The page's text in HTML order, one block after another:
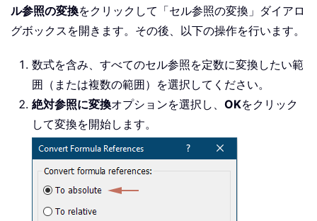
ル参照の変換をクリックして「セル参照の変換」ダイアロ
グボックスを開きます。その後、以下の操作を行います。
数式を含み、すべてのセル参照を定数に変換したい範
囲（または複数の範囲）を選択してください。
絶対参照に変換オプションを選択し、 OKをクリック
して変換を開始します。